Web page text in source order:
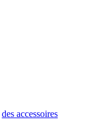
des accessoires